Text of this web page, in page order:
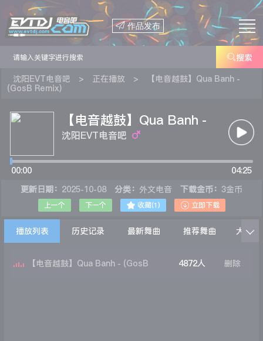
 作品发布
搜索
沈阳EVT电音吧 > 正在播放 >
【电音越鼓】Qua Banh -
(GosB Remix)
【电音越鼓】Qua Banh -
(GosB Remix)
沈阳EVT电音吧
00:00
04:25
更新日期： 2025-10-08 分类： 外文电音 下载金币： 3金币
上一个 下一个  收藏(1 )  立即下载
播放列表 历史记录 最新舞曲 推荐舞曲 大家在

【电音越鼓】Qua Banh - (GosB 4872人 删除